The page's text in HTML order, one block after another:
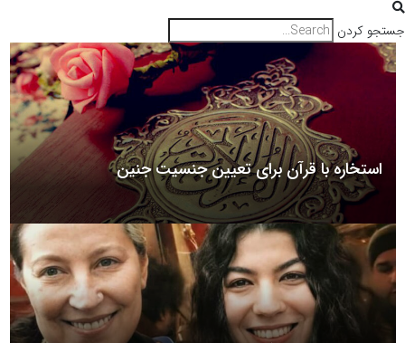
جستجو کردن
استخاره با قرآن برای تعیین جنسیت جنین